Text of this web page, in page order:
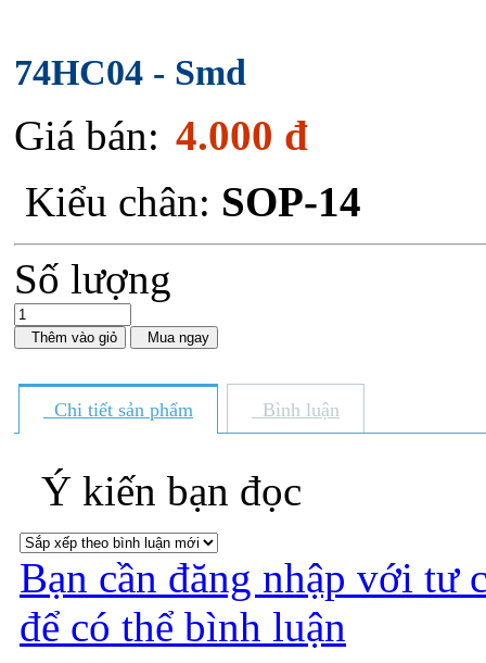
74HC04 - Smd
Giá bán: 4.000 đ
Kiểu chân: SOP-14
Số lượng
Thêm vào giỏ Mua ngay
Chi tiết sản phẩm Bình luận
Ý kiến bạn đọc
Bạn cần đăng nhập với tư
để có thể bình luận